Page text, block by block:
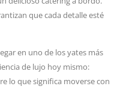
que cada detalle esté
en uno de los yates más
de lujo hoy mismo:
lo que significa moverse con